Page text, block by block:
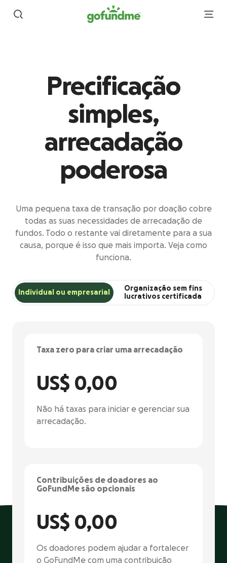
Avançar para conteúdo
Precificação
simples,
arrecadação
poderosa
Uma pequena taxa de transação por doação cobre
todas as suas necessidades de arrecadação de
fundos. Todo o restante vai diretamente para a sua
causa, porque é isso que mais importa. Veja como
funciona.
Individual ou empresarial
Organização sem fins
lucrativos certificada
Taxa zero para criar uma arrecadação
US$ 0,00
Não há taxas para iniciar e gerenciar sua
arrecadação.
Contribuições de doadores ao
GoFundMe são opcionais
US$ 0,00
Os doadores podem ajudar a fortalecer
o GoFundMe com uma contribuição